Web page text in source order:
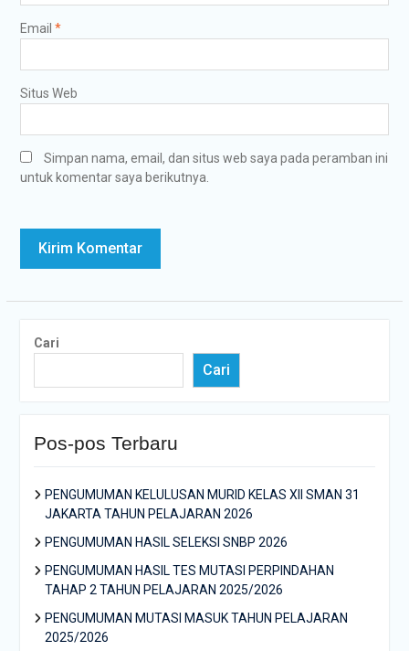
Email *
Situs Web
Simpan nama, email, dan situs web saya pada peramban ini
untuk komentar saya berikutnya.
Cari
Cari
Pos-pos Terbaru
PENGUMUMAN KELULUSAN MURID KELAS XII SMAN 31
JAKARTA TAHUN PELAJARAN 2026
PENGUMUMAN HASIL SELEKSI SNBP 2026
PENGUMUMAN HASIL TES MUTASI PERPINDAHAN
TAHAP 2 TAHUN PELAJARAN 2025/2026
PENGUMUMAN MUTASI MASUK TAHUN PELAJARAN
2025/2026